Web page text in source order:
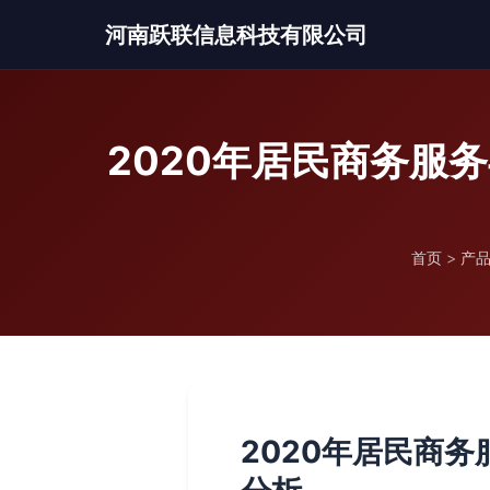
河南跃联信息科技有限公司
2020年居民商务服
首页 > 产
2020年居民商务